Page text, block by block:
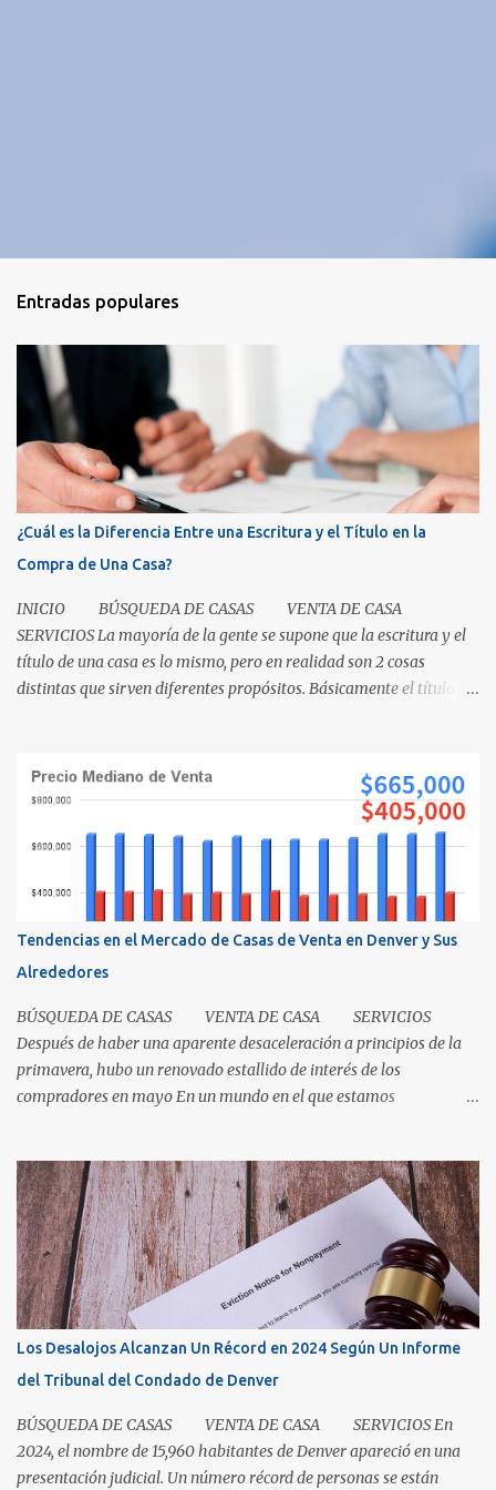
Entradas populares
¿Cuál es la Diferencia Entre una Escritura y el Título en la
Compra de Una Casa?
INICIO BÚSQUEDA DE CASAS VENTA DE CASA
SERVICIOS La mayoría de la gente se supone que la escritura y el
título de una casa es lo mismo, pero en realidad son 2 cosas
distintas que sirven diferentes propósitos. Básicamente el título
escuela primaria y ella escribió su nombre en la caja, lo cual
representaba el "título" de la caja porque muestra la propiedad.
Los recibos de la caja y el contenido que recibió su mamá cuando
los compró demuestra que la propiedad fue transferida de la(s)
prueba de la transferencia. Investiguemos esto más a fondo: ¿Qué
es un título? Permítanos comenzar relatando que "el título" es un
Tendencias en el Mercado de Casas de Venta en Denver y Sus
Alrededores
BÚSQUEDA DE CASAS VENTA DE CASA SERVICIOS
Después de haber una aparente desaceleración a principios de la
primavera, hubo un renovado estallido de interés de los
compradores en mayo En un mundo en el que estamos
tiempo. El mercado de casas en Denver en este momento es una
clase magistral de paciencia. Ya sea que usted sea un comprador
que espera que la casa correcta entre al mercado o un vendedor
que espera la mejor oferta, las condiciones de hoy recompensan a
aquellos que pueden pausar, planificar y mantenerse
comprometidos. La paciencia se vuelve aún más importante a
medida que aumenta el inventario. En mayo, los nuevos listados, o
los que ingresaron al mercado durante el mes, aumentaron un 5.3
por ciento para las casas unifamiliares y un 2.8 por ciento pa...
Los Desalojos Alcanzan Un Récord en 2024 Según Un Informe
del Tribunal del Condado de Denver
BÚSQUEDA DE CASAS VENTA DE CASA SERVICIOS En
2024, el nombre de 15,960 habitantes de Denver apareció en una
presentación judicial. Un número récord de personas se están